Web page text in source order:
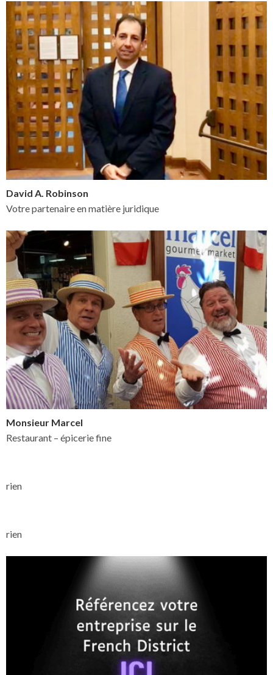
David A. Robinson
Votre partenaire en matière juridique
Monsieur Marcel
Restaurant – épicerie fine
rien
rien